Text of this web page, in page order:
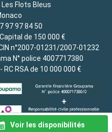
Voir les disponibilités
Les Flots Bleus
97 97 84 50
de 150 000 €
n°2007-01231/2007-01232
N° police 4007717380
RC RSA de 10 000 000 €